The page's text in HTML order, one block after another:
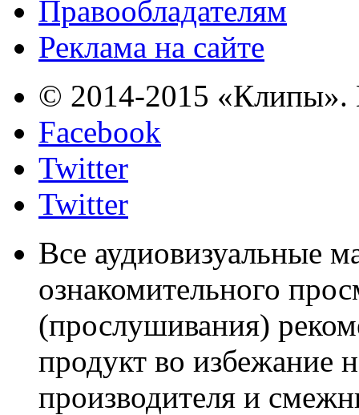
Правообладателям
Реклама на сайте
© 2014-2015 «Клипы».
Facebook
Twitter
Twitter
Все аудиовизуальные
ознакомительного
(прослушивания)
продукт во избежание
производителя и